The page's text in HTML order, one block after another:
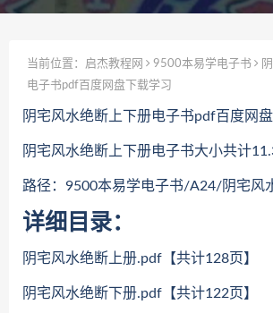
当前位置： 启杰教程网 9500本易学电子书
电子书pdf百度网盘下载学习
阴宅风水绝断上下册电子书pdf百度网
阴宅风水绝断上下册电子书大小共计
路径：9500本易学电子书/A24/阴宅风
详细目录：
阴宅风水绝断上册.pdf【共计128页】
阴宅风水绝断下册.pdf【共计122页】